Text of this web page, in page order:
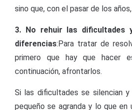
sino que, con el pasar de los
3. No rehuir las dificultades
diferencias:Para tratar de
primero que hay que hacer
continuación, afrontarlos.
Si las dificultades se silencian y
pequeño se agranda y lo que en